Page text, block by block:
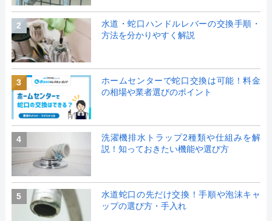
2
水道・蛇口ハンドルレバーの交換手順・
方法を分かりやすく解説
3
ホームセンターで蛇口交換は可能！料金
の相場や業者選びのポイント
4
洗濯機排水トラップ2種類や仕組みを解
説！知っておきたい機能や選び方
5
水道蛇口の先だけ交換！手順や泡沫キャ
ップの選び方・手入れ